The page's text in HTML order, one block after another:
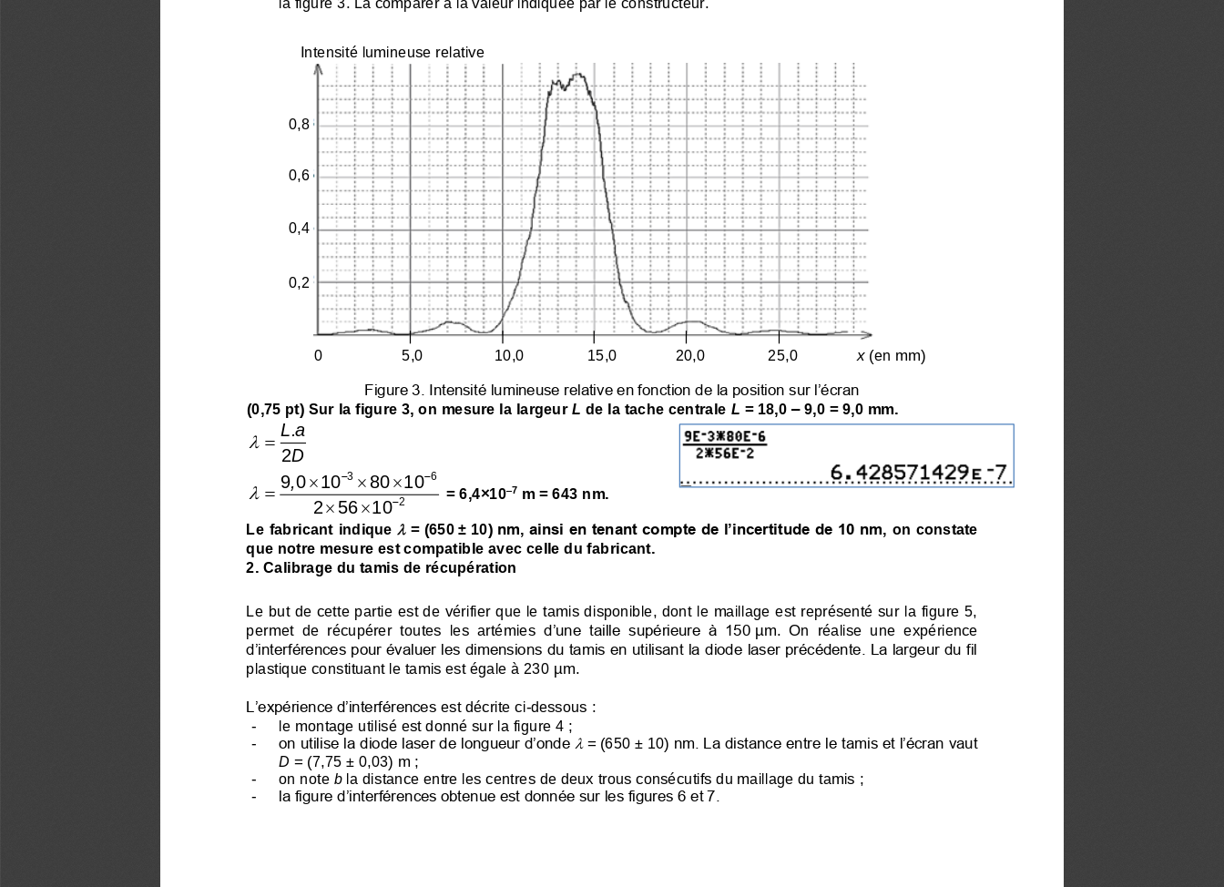
Figure 3. Intensité lumineuse relative en fonction de la position sur l’écran
(0,75 pt) Sur la figure 3, on mesure la largeur L de la tache centrale L = 18,0 – 9,0 = 9,0 mm.
2
L.a
D
 =
36
2
9 0   10
80   10
2   56   10
,

−−
−
      
=

= 6,4×10–7 m = 643 nm.
Le fabricant indique  = (650 ± 10) nm, ainsi en tenant compte de l’incertitude de 10 nm,
on constate
que notre mesure est compatible avec celle du fabricant.
2. Calibrage du tamis de récupération
Le but de cette partie est de vérifier que le tamis disponible, dont le maillage est représenté sur la figure 5,
permet  de  récupérer  toutes  les  artémies  d’une  taille  supérieure  à  150 μm.  On  réalise  une  expérience
d’interférences pour évaluer les dimensions du tamis en utilisant la diode laser précédente. La largeur du fil
plastique constituant le tamis est égale à 230 μm.
L’expérience d’interférences est décrite ci-dessous :
-
le montage utilisé est donné sur la figure 4 ;
-
on utilise la diode laser de longueur d’onde  = (650 ± 10) nm. La distance entre le tamis et l’écran vaut
D = (7,75 ± 0,03) m ;
-
on note b la distance entre les centres de deux trous consécutifs du maillage du tamis ;
-
la figure d’interférences obtenue est donnée sur les figures 6 et 7.
Intensité lumineuse relative
0 5,0 10,0               15,0              20,0               25,0 x (en mm)
0,2
0,4
0,6
0,8